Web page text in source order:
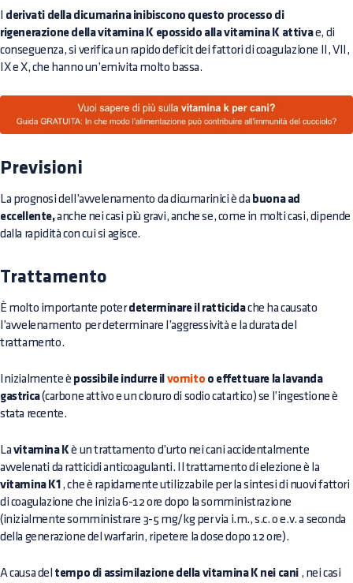
derivati della dicumarina inibiscono questo processo di
rigenerazione della vitamina K epossido alla vitamina K attivae, di
conseguenza, si verifica un rapido deficit dei fattori di coagulazione II, VII,
IX e X, che hanno un’emivita molto bassa.
Previsioni
La prognosi dell’avvelenamento da dicumarinici è da buona ad
eccellente,anche nei casi più gravi, anche se, come in molti casi, dipende
dalla rapidità con cui si agisce.
Trattamento
È molto importante poterdeterminare il ratticidache ha causato
l’avvelenamento per determinare l’aggressività e la durata del
trattamento.
Inizialmente è possibile indurre il vomito o effettuare la lavanda
gastrica(carbone attivo e un cloruro di sodio catartico) se l’ingestione è
stata recente.
La vitamina Kè un trattamento d’urto nei cani accidentalmente
avvelenati da ratticidi anticoagulanti. Il trattamento di elezione è la
vitamina K1 , che è rapidamente utilizzabile per la sintesi di nuovi fattori
di coagulazione che inizia 6-12 ore dopo la somministrazione
(inizialmente somministrare 3-5 mg/kg per via i.m., s.c. o e.v. a seconda
della generazione del warfarin, ripetere la dose dopo 12 ore).
A causa del tempo di assimilazione della vitamina K nei cani , nei casi